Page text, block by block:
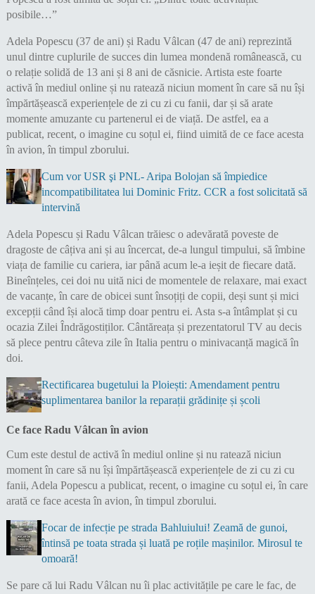
Adela Popescu (37 de ani) și Radu Vâlcan (47 de ani) reprezintă
unul dintre cuplurile de succes din lumea mondenă românească, cu
o relație solidă de 13 ani și 8 ani de căsnicie. Artista este foarte
activă în mediul online și nu ratează niciun moment în care să nu își
împărtășească experiențele de zi cu zi cu fanii, dar și să arate
momente amuzante cu partenerul ei de viață. De astfel, ea a
publicat, recent, o imagine cu soțul ei, fiind uimită de ce face acesta
în avion, în timpul zborului.
Cum vor USR şi PNL- Aripa Bolojan să împiedice
incompatibilitatea lui Dominic Fritz. CCR a fost solicitată să
intervină
Adela Popescu și Radu Vâlcan trăiesc o adevărată poveste de
dragoste de câțiva ani și au încercat, de-a lungul timpului, să îmbine
viața de familie cu cariera, iar până acum le-a ieșit de fiecare dată.
Bineînțeles, cei doi nu uită nici de momentele de relaxare, mai exact
de vacanțe, în care de obicei sunt însoțiți de copii, deși sunt și mici
excepții când își alocă timp doar pentru ei. Asta s-a întâmplat și cu
ocazia Zilei Îndrăgostiților. Cântăreața și prezentatorul TV au decis
să plece pentru câteva zile în Italia pentru o minivacanță magică în
doi.
Rectificarea bugetului la Ploiești: Amendament pentru
suplimentarea banilor la reparații grădinițe și școli
Ce face Radu Vâlcan în avion
Cum este destul de activă în mediul online și nu ratează niciun
moment în care să nu își împărtășească experiențele de zi cu zi cu
fanii, Adela Popescu a publicat, recent, o imagine cu soțul ei, în care
arată ce face acesta în avion, în timpul zborului.
Focar de infecție pe strada Bahluiului! Zeamă de gunoi,
întinsă pe toata strada și luată pe roțile mașinilor. Mirosul te
omoară!
Se pare că lui Radu Vâlcan nu îi plac activitățile pe care le fac, de